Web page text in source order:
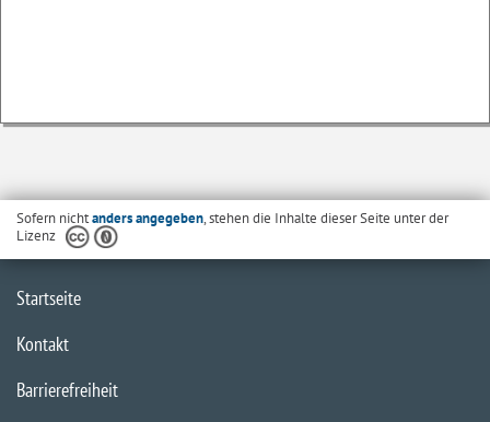
Sofern nichtanders angegeben, stehen die Inhalte dieser Seite unter der
Lizenz
Startseite
Kontakt
Barrierefreiheit